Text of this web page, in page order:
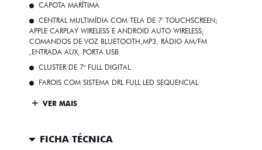
CAPOTA MARÍTIMA
CENTRAL MULTIMÍDIA COM TELA DE 7' TOUCHSCREEN;
APPLE CARPLAY WIRELESS E ANDROID AUTO WIRELESS;
COMANDOS DE VOZ BLUETOOTH,MP3, RÁDIO AM/FM
,ENTRADA AUX, PORTA USB
CLUSTER DE 7" FULL DIGITAL
FAROIS COM SISTEMA DRL FULL LED SEQUENCIAL
VER MAIS
FICHA TÉCNICA